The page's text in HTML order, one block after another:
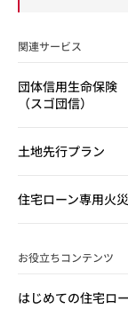
関連サービス
団体信用生命保険
（スゴ団信）
土地先行プラン
住宅ローン専用火
お役立ちコンテンツ
はじめての住宅ロ